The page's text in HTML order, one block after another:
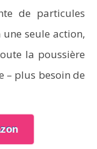
de particules
seule action,
la poussière
– plus besoin de